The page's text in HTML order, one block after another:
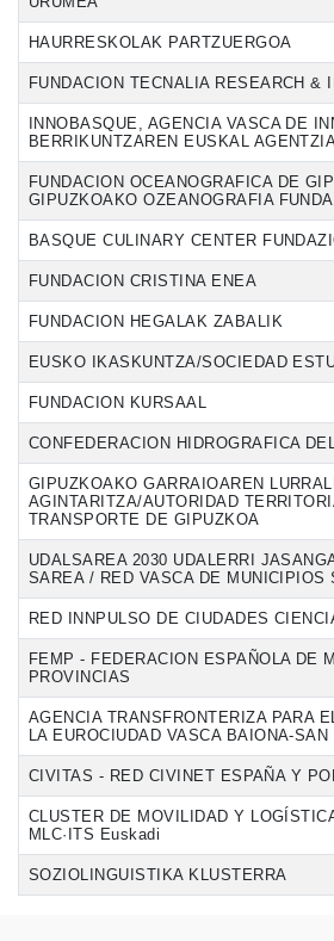
HAURRESKOLAK PARTZUERGOA
FUNDACION TECNALIA RESEARCH &
INNOBASQUE, AGENCIA VASCA DE
BERRIKUNTZAREN EUSKAL
FUNDACION OCEANOGRAFICA DE
GIPUZKOAKO OZEANOGRAFIA
BASQUE CULINARY CENTER
FUNDACION CRISTINA ENEA
FUNDACION HEGALAK ZABALIK
EUSKO IKASKUNTZA/SOCIEDAD
FUNDACION KURSAAL
CONFEDERACION HIDROGRAFICA
GIPUZKOAKO GARRAIOAREN
AGINTARITZA/AUTORIDAD
TRANSPORTE DE GIPUZKOA
UDALSAREA 2030 UDALERRI
SAREA / RED VASCA DE MUNICIPIOS
RED INNPULSO DE CIUDADES
FEMP - FEDERACION ESPAÑOLA DE
PROVINCIAS
AGENCIA TRANSFRONTERIZA PARA
LA EUROCIUDAD VASCA BAIONA-
CIVITAS - RED CIVINET ESPAÑA Y
CLUSTER DE MOVILIDAD Y
MLC·ITS Euskadi
SOZIOLINGUISTIKA KLUSTERRA